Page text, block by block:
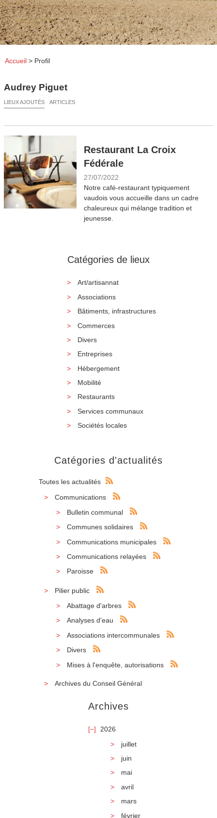
Accueil > Profil
Catégories d'actualités
Toutes les actualités
Communications
Bulletin communal
Communes solidaires
Communications municipales
Communications relayées
Paroisse
Pilier public
Abattage d'arbres
Analyses d'eau
Associations intercommunales
Divers
Mises à l'enquête, autorisations
Archives du Conseil Général
Archives
2026
juillet
juin
mai
avril
mars
février
Audrey Piguet
LIEUX AJOUTÉS ARTICLES
Restaurant La Croix
Fédérale
27/07/2022
Notre café-restaurant typiquement
vaudois vous accueille dans un cadre
chaleureux qui mélange tradition et
jeunesse.
Catégories de lieux
Art/artisannat
Associations
Bâtiments, infrastructures
Commerces
Divers
Entreprises
Hébergement
Mobilité
Restaurants
Services communaux
Sociétés locales